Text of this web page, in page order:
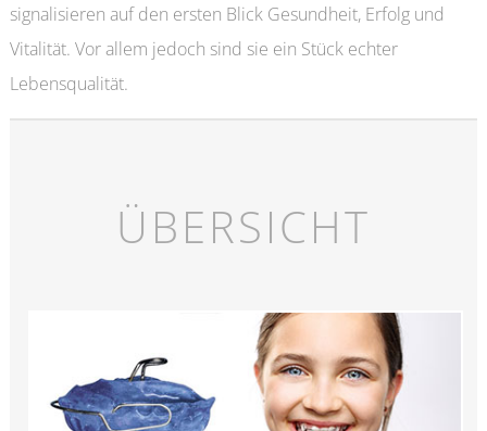
signalisieren auf den ersten Blick Gesundheit, Erfolg und
Vitalität. Vor allem jedoch sind sie ein Stück echter
Lebensqualität.
ÜBERSICHT